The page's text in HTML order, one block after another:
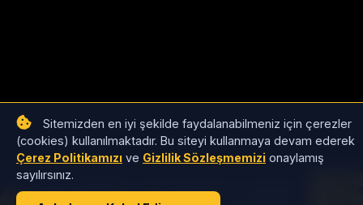
Sitemizden en iyi şekilde faydalanabilmeniz için çerezler
(cookies) kullanılmaktadır. Bu siteyi kullanmaya devam ederek
Çerez Politikamızı ve Gizlilik Sözleşmemizi onaylamış
sayılırsınız.
Satıcı tekliflerini, stok detaylarını ve toptan